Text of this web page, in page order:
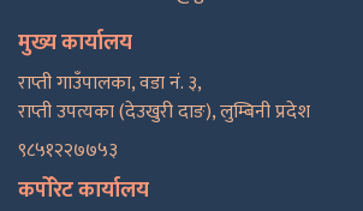
मुख्य कार्यालय
राप्ती गाउँपालका, वडा नं. ३,
राप्ती उपत्यका (देउखुरी दाङ), लुम्बिनी प्रदेश
९८५१२२७७५३
कर्पोरेट कार्यालय